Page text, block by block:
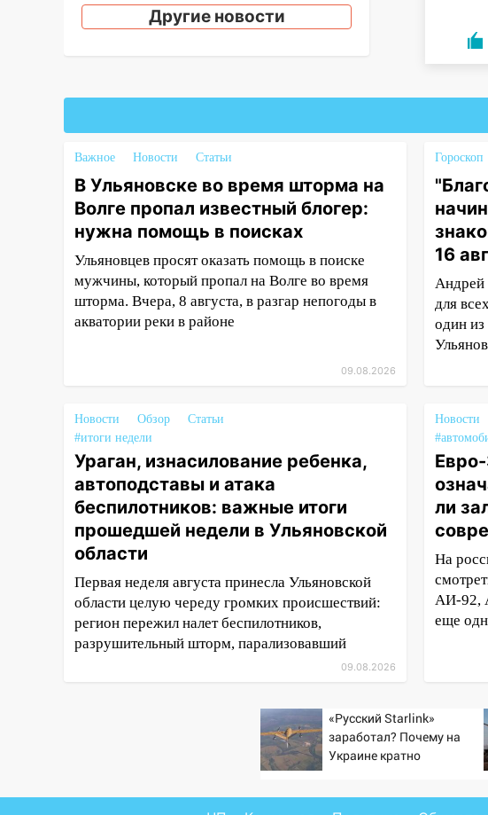
14:18 Гинеколог рассказала о
13:02 Соцсети: на улице Розы
13:00
для новых начинаний: гороскоп
для всех знаков зодиака на
неделю с 10 по 16 августа
13:00 На проспекте Тюленева в
Ульяновске образовалось
«море»
12:57
В Ульяновской области
АЗС
11:55 Соцсети: светофор упал
на машину во время сильного
ливня в Ульяновске
11:00 В Ульяновской области
люди в СНТ сидят без света
10:13 Прокуратура подвела
итоги недели в Ульяновской
области
09:18
Из-за ливня
Ураган, изнасилование
ребенка, автоподставы и атака
беспилотников: важные итоги
Другие новости
Важное Новости Статьи
В Ульяновске во время шторма на
Волге пропал известный блогер:
нужна помощь в поисках
Ульяновцев просят оказать помощь в поиске
мужчины, который пропал на Волге во время
шторма. Вчера, 8 августа, в разгар непогоды в
акватории реки в районе
09.08.2026
Гороскоп
16
Андрей
для
один из
Новости Обзор
Статьи
#итоги недели
Ураган, изнасилование ребенка,
автоподставы и атака
беспилотников: важные итоги
прошедшей недели в Ульяновской
области
Первая неделя августа принесла Ульяновской
области целую череду громких происшествий:
регион пережил налет беспилотников,
разрушительный шторм, парализовавший
09.08.2026
Новости
ли
На
АИ-92,
еще
«Русский Starlink»
заработал? Почему на
Украине кратно
ВСУ